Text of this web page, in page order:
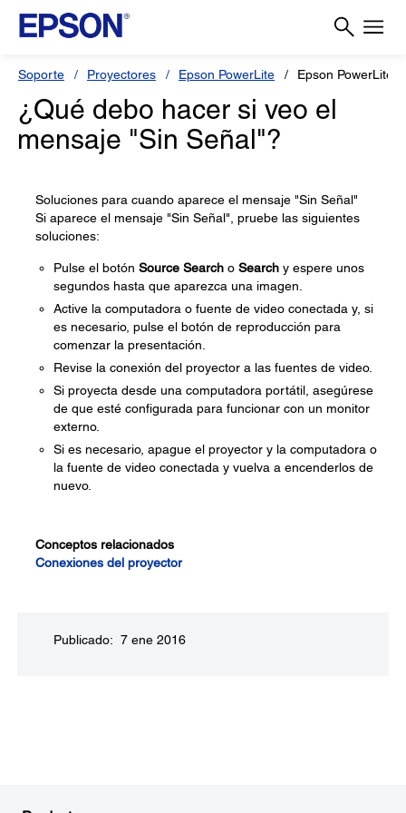
Soporte Proyectores Epson PowerLite Epson PowerLite
¿Qué debo hacer si veo el
mensaje "Sin Señal"?
Soluciones para cuando aparece el mensaje "Sin Señal"
Si aparece el mensaje "Sin Señal", pruebe las siguientes
soluciones:
Pulse el botón Source Search o Search y espere unos
segundos hasta que aparezca una imagen.
Active la computadora o fuente de video conectada y, si
es necesario, pulse el botón de reproducción para
comenzar la presentación.
Revise la conexión del proyector a las fuentes de video.
Si proyecta desde una computadora portátil, asegúrese
de que esté configurada para funcionar con un monitor
externo.
Si es necesario, apague el proyector y la computadora o
la fuente de video conectada y vuelva a encenderlos de
nuevo.
Conceptos relacionados
Conexiones del proyector
Publicado: 7 ene 2016